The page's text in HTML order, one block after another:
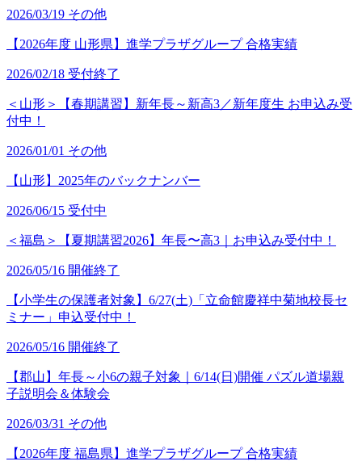
2026/03/19 その他
【2026年度 山形県】進学プラザグループ 合格実績
2026/02/18 受付終了
＜山形＞【春期講習】新年長～新高3／新年度生 お申込み受
付中！
2026/01/01 その他
【山形】2025年のバックナンバー
2026/06/15 受付中
＜福島＞【夏期講習2026】年長〜高3｜お申込み受付中！
2026/05/16 開催終了
【小学生の保護者対象】6/27(土)「立命館慶祥中菊地校長セ
ミナー」申込受付中！
2026/05/16 開催終了
【郡山】年長～小6の親子対象｜6/14(日)開催 パズル道場親
子説明会＆体験会
2026/03/31 その他
【2026年度 福島県】進学プラザグループ 合格実績